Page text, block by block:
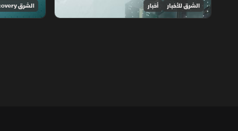
الشرق للأخبار أخبار الشرق Discovery